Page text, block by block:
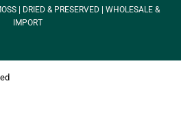
| DRIED & PRESERVED | WHOLESALE &
IMPORT